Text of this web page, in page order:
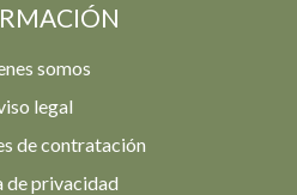
somos
legal
de contratación
de privacidad